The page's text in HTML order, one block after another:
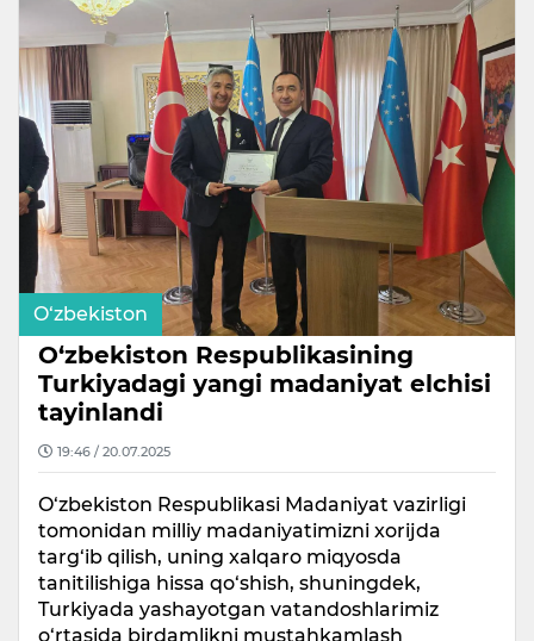
O‘zbekiston
O‘zbekiston Respublikasining
Turkiyadagi yangi madaniyat elchisi
tayinlandi
19:46 / 20.07.2025
O‘zbekiston Respublikasi Madaniyat vazirligi
tomonidan milliy madaniyatimizni xorijda
targ‘ib qilish, uning xalqaro miqyosda
tanitilishiga hissa qo‘shish, shuningdek,
Turkiyada yashayotgan vatandoshlarimiz
o‘rtasida birdamlikni mustahkamlash